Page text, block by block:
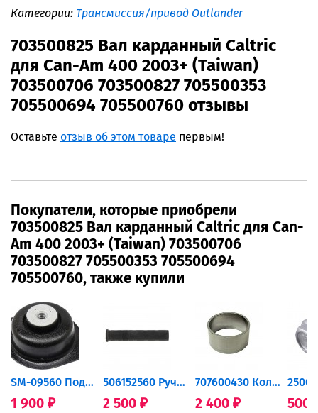
Категории: Трансмиссия/привод Outlander
703500825 Вал карданный Caltric
для Can-Am 400 2003+ (Taiwan)
703500706 703500827 705500353
705500694 705500760 отзывы
Оставьте отзыв об этом товаре первым!
Покупатели, которые приобрели
703500825 Вал карданный Caltric для Can-
Am 400 2003+ (Taiwan) 703500706
703500827 705500353 705500694
705500760, также купили
SM-09560 Подушка двигателя...
1 900 ₽
506152560 Ручка руля...
2 500 ₽
707600430 Кольцо выхлопной...
2 400 ₽ 500